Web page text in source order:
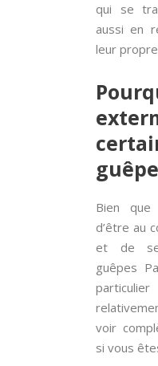
qui se
aussi en
leur
Bien que
d’être au
et de
guêpes
voir
si vous